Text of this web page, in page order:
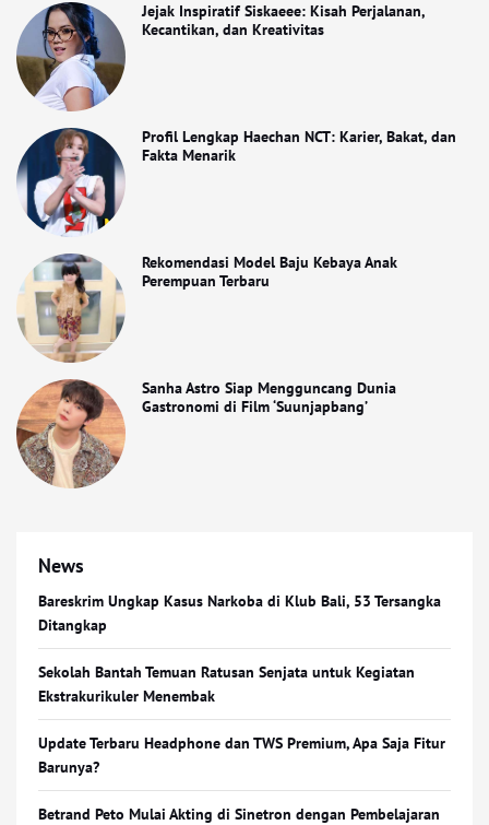
Jejak Inspiratif Siskaeee: Kisah Perjalanan,
Kecantikan, dan Kreativitas
Profil Lengkap Haechan NCT: Karier, Bakat, dan
Fakta Menarik
Rekomendasi Model Baju Kebaya Anak
Perempuan Terbaru
Sanha Astro Siap Mengguncang Dunia
Gastronomi di Film ‘Suunjapbang’
News
Bareskrim Ungkap Kasus Narkoba di Klub Bali, 53 Tersangka
Ditangkap
Sekolah Bantah Temuan Ratusan Senjata untuk Kegiatan
Ekstrakurikuler Menembak
Update Terbaru Headphone dan TWS Premium, Apa Saja Fitur
Barunya?
Betrand Peto Mulai Akting di Sinetron dengan Pembelajaran